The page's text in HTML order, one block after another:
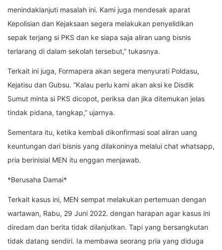
menindaklanjuti masalah ini. Kami juga mendesak aparat
Kepolisian dan Kejaksaan segera melakukan penyelidikan
sepak terjang si PKS dan ke siapa saja aliran uang bisnis
terlarang di dalam sekolah tersebut,” tukasnya.
Terkait ini juga, Formapera akan segera menyurati Poldasu,
Kejatisu dan Gubsu. “Kalau perlu kami akan aksi ke Disdik
Sumut minta si PKS dicopot, periksa dan jika ditemukan jelas
tindak pidana, tangkap,” ujarnya.
Sementara itu, ketika kembali dikonfirmasi soal aliran uang
keuntungan dari bisnis yang dilakoninya melalui chat whatsapp,
pria berinisial MEN itu enggan menjawab.
*Berusaha Damai*
Terkait kasus ini, MEN sempat melakukan pertemuan dengan
wartawan, Rabu, 29 Juni 2022. dengan harapan agar kasus ini
diredam dan berita tidak dilanjutkan. Tapi yang bersangkutan
tidak datang sendiri. Ia membawa seorang pria yang diduga